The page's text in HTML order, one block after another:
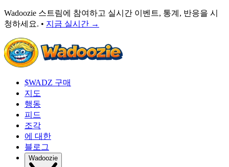
Wadoozie 스트림에 참여하고 실시간 이벤트, 통계, 반응을 시
청하세요. • 지금 실시간 →
$WADZ 구매
지도
행동
피드
조각
에 대한
블로그
Wadoozie